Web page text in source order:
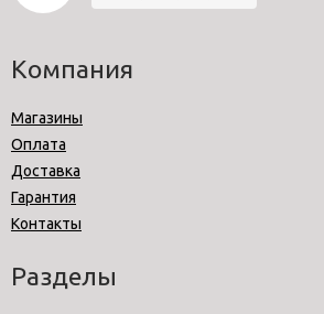
Компания
Магазины
Оплата
Доставка
Гарантия
Контакты
Разделы